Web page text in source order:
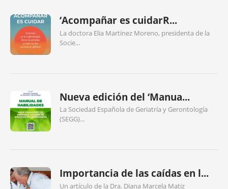
‘Acompañar es cuidarR...
La doctora Elia Martínez Moreno, presidenta de la
Socie...
Nueva edición del ‘Manua...
La Sociedad Española de Geriatría y Gerontología
(SEGG)...
Importancia de las caídas en l...
Un artículo de la Dra. Diana Marcela Matiz